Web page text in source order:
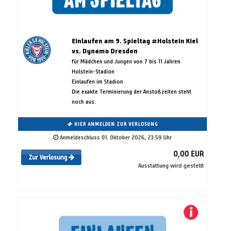
Einlaufen am 9. Spieltag #Holstein Kiel
vs. Dynamo Dresden
für Mädchen und Jungen von 7 bis 11 Jahren
Holstein-Stadion
Einlaufen im Stadion
Die exakte Terminierung der Anstoßzeiten steht
noch aus.
HIER ANMELDEN ZUR VERLOSUNG
Anmeldeschluss 01. Oktober 2026, 23:59 Uhr
Zur Verlosung 0,00 EUR
Ausstattung wird gestellt